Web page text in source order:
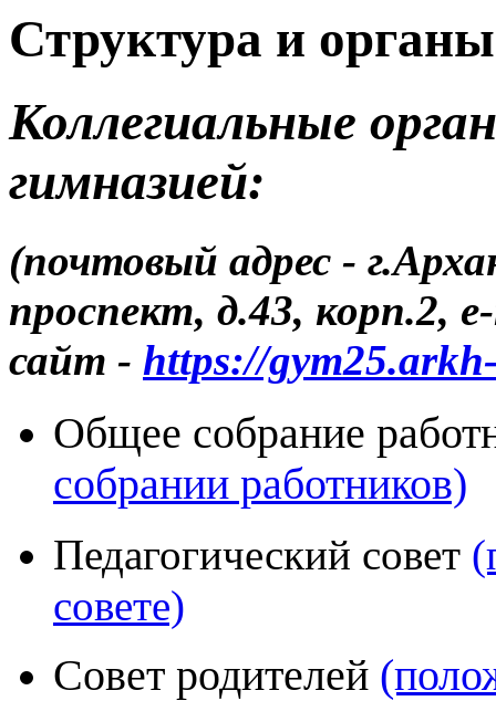
Структура и
Коллегиальные
гимназией:
(почтовый адрес -
проспект, д.43, корп.2,
сайт - https://
Общее собрание
собрании работников)
Педагогический совет
совете)
Совет родителей